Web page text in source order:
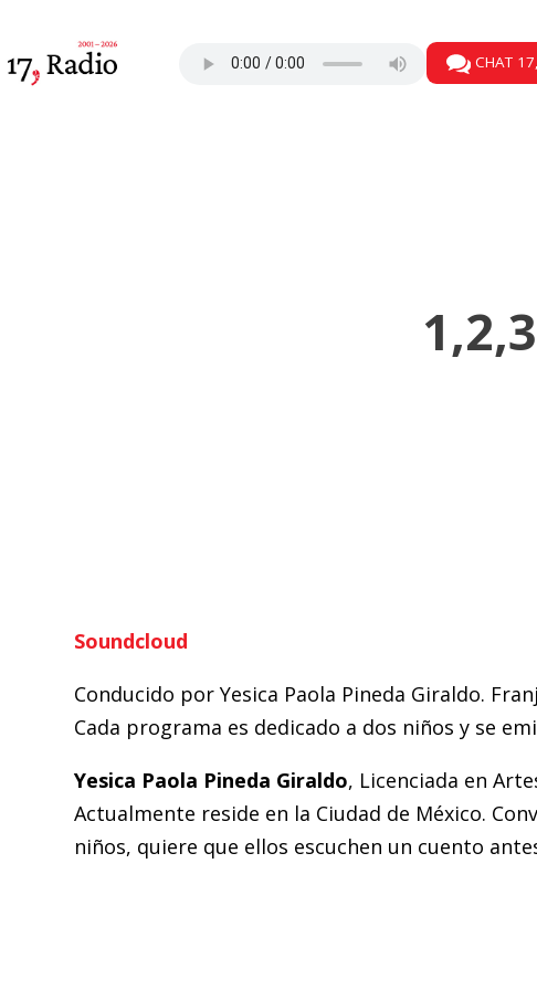
CHAT
Soundcloud
Conducido por Yesica Paola Pineda Giraldo.
Cada programa es dedicado a dos niños y se
Yesica Paola Pineda Giraldo, Licenciada en
Actualmente reside en la Ciudad de México.
niños, quiere que ellos escuchen un cuento